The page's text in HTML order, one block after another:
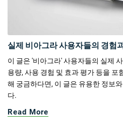
실제 비아그라 사용자들의 경험
이 글은 '비아그라' 사용자들의 실제
용량, 사용 경험 및 효과 평가 등을 포
해 궁금하다면, 이 글은 유용한 정보
다.
Read More